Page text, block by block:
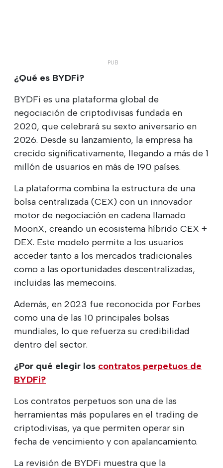
¿Qué es BYDFi?
BYDFi es una plataforma global de
negociación de criptodivisas fundada en
2020, que celebrará su sexto aniversario en
2026. Desde su lanzamiento, la empresa ha
crecido significativamente, llegando a más de 1
millón de usuarios en más de 190 países.
La plataforma combina la estructura de una
bolsa centralizada (CEX) con un innovador
motor de negociación en cadena llamado
MoonX, creando un ecosistema híbrido CEX +
DEX. Este modelo permite a los usuarios
acceder tanto a los mercados tradicionales
como a las oportunidades descentralizadas,
incluidas las memecoins.
Además, en 2023 fue reconocida por Forbes
como una de las 10 principales bolsas
mundiales, lo que refuerza su credibilidad
dentro del sector.
¿Por qué elegir los contratos perpetuos de
BYDFi?
Los contratos perpetuos son una de las
herramientas más populares en el trading de
criptodivisas, ya que permiten operar sin
fecha de vencimiento y con apalancamiento.
La revisión de BYDFi muestra que la